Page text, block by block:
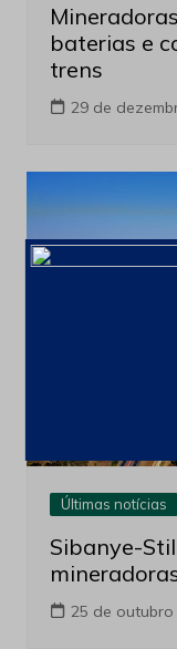
baterias e
trens
29 de
Últimas notícias
Sibanye-
25 de outubro